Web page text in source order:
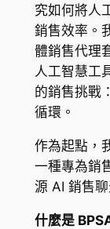
究如何將人
銷售效率。
體銷售代理
人工智慧工
的銷售挑戰
循環。
作為起點，
一種專為銷
源 AI 銷售聊
什麼是